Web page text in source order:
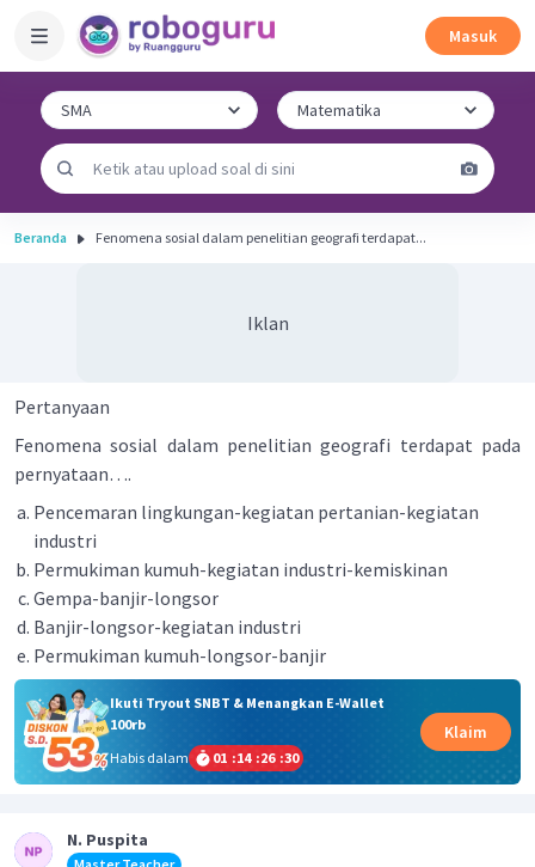
Masuk
Beranda Fenomena sosial dalam penelitian geografi terdapat...
Iklan
Pertanyaan
Fenomena sosial dalam penelitian geografi terdapat pada
pernyataan….
Pencemaran lingkungan-kegiatan pertanian-kegiatan
industri
Permukiman kumuh-kegiatan industri-kemiskinan
Gempa-banjir-longsor
Banjir-longsor-kegiatan industri
Permukiman kumuh-longsor-banjir
Ikuti Tryout SNBT & Menangkan E-Wallet
100rb
Habis dalam
01 :14 :26 :30
Klaim
N. Puspita